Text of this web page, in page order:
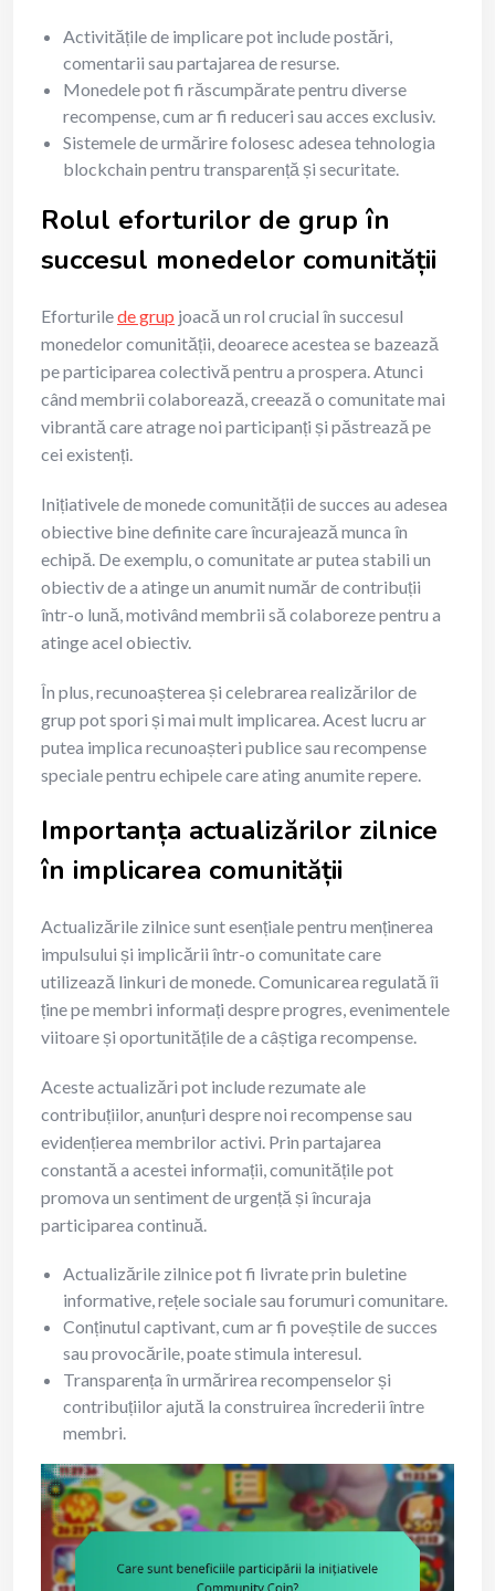
Activitățile de implicare pot include postări,
comentarii sau partajarea de resurse.
Monedele pot fi răscumpărate pentru diverse
recompense, cum ar fi reduceri sau acces exclusiv.
Sistemele de urmărire folosesc adesea tehnologia
blockchain pentru transparență și securitate.
Rolul eforturilor de grup în
succesul monedelor comunității
Eforturilede grup joacă un rol crucial în succesul
monedelor comunității, deoarece acestea se bazează
pe participarea colectivă pentru a prospera. Atunci
când membrii colaborează, creează o comunitate mai
vibrantă care atrage noi participanți și păstrează pe
cei existenți.
Inițiativele de monede comunității de succes au adesea
obiective bine definite care încurajează munca în
echipă. De exemplu, o comunitate ar putea stabili un
obiectiv de a atinge un anumit număr de contribuții
într-o lună, motivând membrii să colaboreze pentru a
atinge acel obiectiv.
În plus, recunoașterea și celebrarea realizărilor de
grup pot spori și mai mult implicarea. Acest lucru ar
putea implica recunoașteri publice sau recompense
speciale pentru echipele care ating anumite repere.
Importanța actualizărilor zilnice
în implicarea comunității
Actualizările zilnice sunt esențiale pentru menținerea
impulsului și implicării într-o comunitate care
utilizează linkuri de monede. Comunicarea regulată îi
ține pe membri informați despre progres, evenimentele
viitoare și oportunitățile de a câștiga recompense.
Aceste actualizări pot include rezumate ale
contribuțiilor, anunțuri despre noi recompense sau
evidențierea membrilor activi. Prin partajarea
constantă a acestei informații, comunitățile pot
promova un sentiment de urgență și încuraja
participarea continuă.
Actualizările zilnice pot fi livrate prin buletine
informative, rețele sociale sau forumuri comunitare.
Conținutul captivant, cum ar fi poveștile de succes
sau provocările, poate stimula interesul.
Transparența în urmărirea recompenselor și
contribuțiilor ajută la construirea încrederii între
membri.